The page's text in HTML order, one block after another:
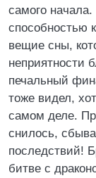
самого
способностью
вещие сны,
неприятности
печальный
тоже видел,
самом деле.
снилось,
последствий!
битве с